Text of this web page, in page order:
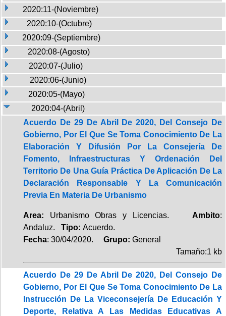
2020:11-(Noviembre)
2020:10-(Octubre)
2020:09-(Septiembre)
2020:08-(Agosto)
2020:07-(Julio)
2020:06-(Junio)
2020:05-(Mayo)
2020:04-(Abril)
Acuerdo De 29 De Abril De 2020, Del Consejo De
Gobierno, Por El Que Se Toma Conocimiento De La
Elaboración Y Difusión Por La Consejería De
Fomento, Infraestructuras Y Ordenación Del
Territorio De Una Guía Práctica De Aplicación De La
Declaración Responsable Y La Comunicación
Previa En Materia De Urbanismo
Area: Urbanismo Obras y Licencias. Ambito:
Andaluz. Tipo: Acuerdo.
Fecha: 30/04/2020. Grupo: General
Tamaño:1 kb
Acuerdo De 29 De Abril De 2020, Del Consejo De
Gobierno, Por El Que Se Toma Conocimiento De La
Instrucción De La Viceconsejería De Educación Y
Deporte, Relativa A Las Medidas Educativas A